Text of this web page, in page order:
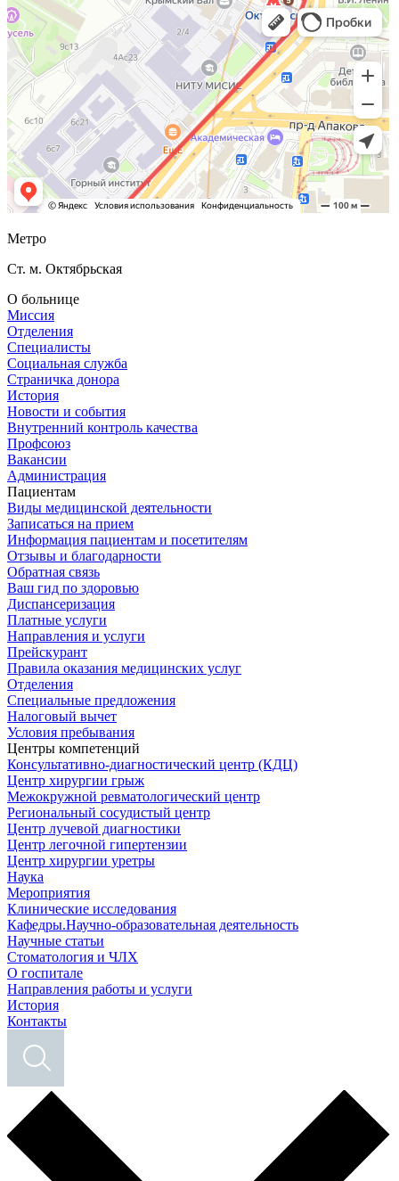
Метро
Ст. м. Октябрьская
О больнице
Миссия
Отделения
Специалисты
Социальная служба
Страничка донора
История
Новости и события
Внутренний контроль качества
Профсоюз
Вакансии
Администрация
Пациентам
Виды медицинской деятельности
Записаться на прием
Информация пациентам и посетителям
Отзывы и благодарности
Обратная связь
Ваш гид по здоровью
Диспансеризация
Платные услуги
Направления и услуги
Прейскурант
Правила оказания медицинских услуг
Отделения
Специальные предложения
Налоговый вычет
Условия пребывания
Центры компетенций
Консультативно-диагностический центр (КДЦ)
Центр хирургии грыж
Межокружной ревматологический центр
Региональный сосудистый центр
Центр лучевой диагностики
Центр легочной гипертензии
Центр хирургии уретры
Наука
Мероприятия
Клинические исследования
Кафедры.Научно-образовательная деятельность
Научные статьи
Стоматология и ЧЛХ
О госпитале
Направления работы и услуги
История
Контакты